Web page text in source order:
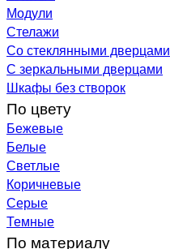
Модули
Стелажи
Со стеклянными дверцами
С зеркальными дверцами
Шкафы без створок
По цвету
Бежевые
Белые
Светлые
Коричневые
Серые
Темные
По материалу